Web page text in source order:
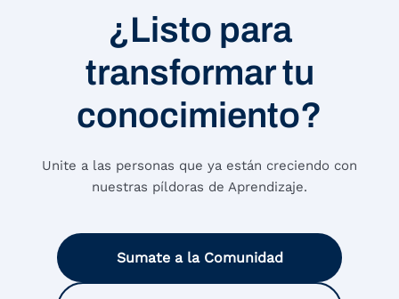
¿Listo para
transformar tu
conocimiento?
Unite a las personas que ya están creciendo con
nuestras píldoras de Aprendizaje.
Sumate a la Comunidad